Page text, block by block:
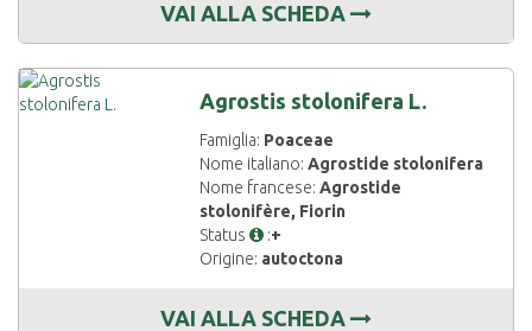
VAI ALLA SCHEDA
Agrostis stolonifera L.
Famiglia: Poaceae
Nome italiano:Agrostide stolonifera
Nome francese:Agrostide
stolonifère, Fiorin
Status
:+
Origine: autoctona
VAI ALLA SCHEDA